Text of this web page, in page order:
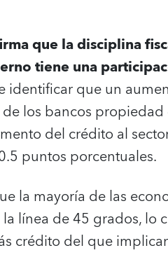
que la disciplina
tiene una
identificar que un
los bancos
del crédito al
puntos porcentuales.
la mayoría de las
línea de 45 grados,
crédito del que